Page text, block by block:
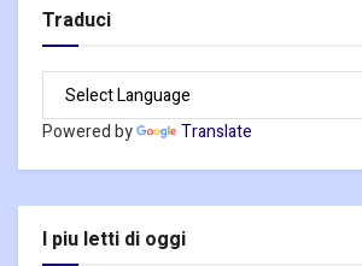
Traduci
Powered by Translate
I piu letti di oggi